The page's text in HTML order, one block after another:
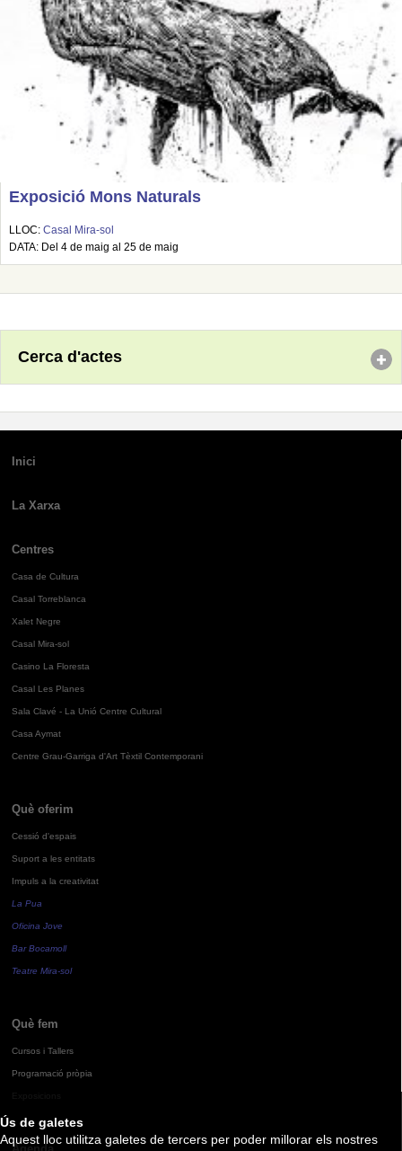
Ús de galetes
Aquest lloc utilitza galetes de tercers per poder millorar els nostres
Exposició Mons Naturals
LLOC: Casal Mira-sol
DATA: Del 4 de maig al 25 de maig
Cerca d'actes
Inici
La Xarxa
Centres
Casa de Cultura
Casal Torreblanca
Xalet Negre
Casal Mira-sol
Casino La Floresta
Casal Les Planes
Sala Clavé - La Unió Centre Cultural
Casa Aymat
Centre Grau-Garriga d'Art Tèxtil Contemporani
Què oferim
Cessió d'espais
Suport a les entitats
Impuls a la creativitat
La Pua
Oficina Jove
Bar Bocamoll
Teatre Mira-sol
Què fem
Cursos i Tallers
Programació pròpia